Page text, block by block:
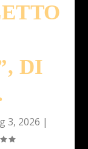
DI
3, 2026 |